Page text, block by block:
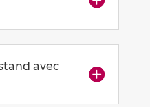
avec